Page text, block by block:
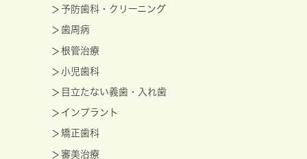
予防歯科・クリーニング
歯周病
根管治療
小児歯科
目立たない義歯・入れ歯
インプラント
矯正歯科
審美治療